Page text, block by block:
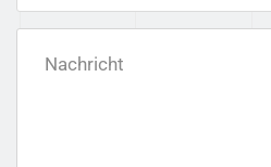
Nachricht